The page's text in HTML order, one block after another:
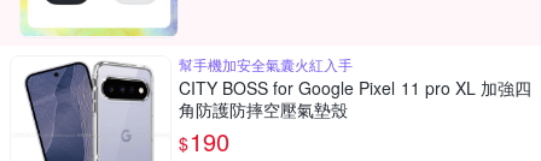
幫手機加安全氣囊火紅入手
CITY BOSS for Google Pixel 11 pro XL 加強四
角防護防摔空壓氣墊殼
$190